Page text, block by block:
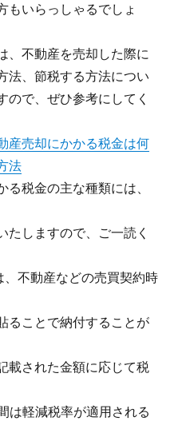
もいらっしゃるでしょ
、不動産を売却した際に
法、節税する方法につい
ので、ぜひ参考にしてく
産売却にかかる税金は何
法
税金の主な種類には、
たしますので、ご一読く
不動産などの売買契約時
ることで納付することが
載された金額に応じて税
は軽減税率が適用される